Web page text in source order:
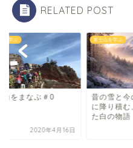
RELATED POST
を学ぶ
山をまなぶ＃0
2020年4月16日
富士山を学ぶ
昔の雪と今
に降り積む
た白の物語